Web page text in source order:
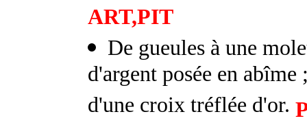
ART,PIT
De gueules à une
d'argent posée en
d'une croix tréflée d'or.